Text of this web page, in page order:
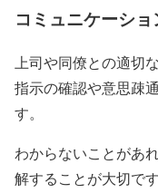
コミュニケーシ
上司や同僚との適切
指示の確認や意思疎
す。
わからないことがあ
解することが大切です